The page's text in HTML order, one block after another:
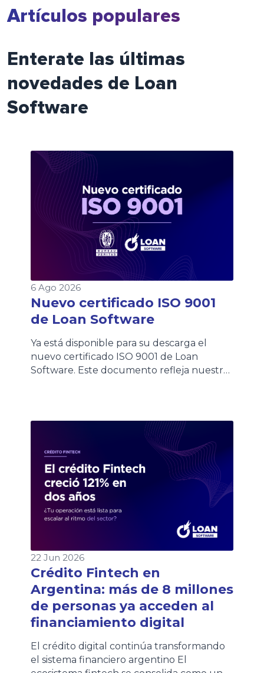
Artículos populares
Enterate las últimas
novedades de Loan
Software
6 Ago 2026
Nuevo certificado ISO 9001
de Loan Software
Ya está disponible para su descarga el
nuevo certificado ISO 9001 de Loan
Software. Este documento refleja nuestro
rápida desde esta página o consultarlo
también en nuestra Wiki, donde
encontrarán siempre la versión vigente.
22 Jun 2026
Crédito Fintech en
Argentina: más de 8 millones
de personas ya acceden al
financiamiento digital
El crédito digital continúa transformando
el sistema financiero argentino El